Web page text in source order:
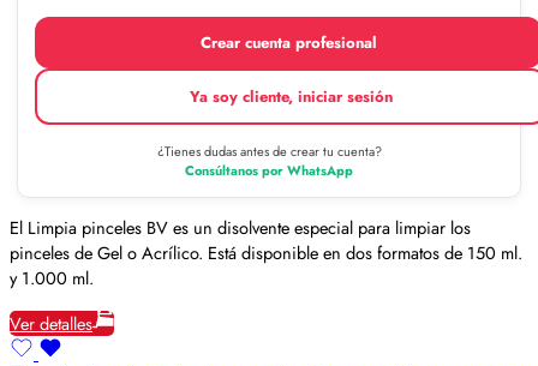
Crear cuenta profesional
Ya soy cliente, iniciar sesión
¿Tienes dudas antes de crear tu cuenta?
Consúltanos por WhatsApp
El Limpia pinceles BV es un disolvente especial para limpiar los
pinceles de Gel o Acrílico. Está disponible en dos formatos de 150 ml.
y 1.000 ml.
Ver detalles